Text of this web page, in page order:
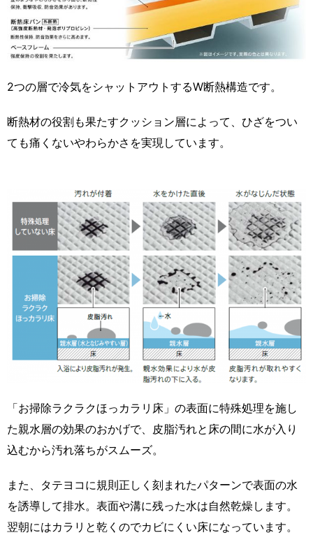
2つの層で冷気をシャットアウトするW断熱構造です。
断熱材の役割も果たすクッション層によって、ひざをつい
ても痛くないやわらかさを実現しています。
「お掃除ラクラクほっカラリ床」の表面に特殊処理を施し
た親水層の効果のおかげで、皮脂汚れと床の間に水が入り
込むから汚れ落ちがスムーズ。
また、タテヨコに規則正しく刻まれたパターンで表面の水
を誘導して排水。表面や溝に残った水は自然乾燥します。
翌朝にはカラリと乾くのでカビにくい床になっています。